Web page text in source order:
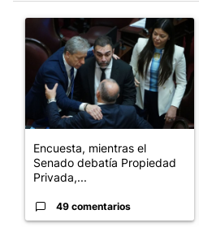
Un artículo de tendencia con
Encuesta, mientras el
Senado debatía Propiedad
Privada,...
49 comentarios